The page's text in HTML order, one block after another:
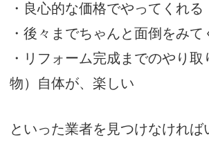
・良心的な価格でやってくれる
・後々までちゃんと面倒をみて
・リフォーム完成までのやり取
物）自体が、楽しい
といった業者を見つけなければ